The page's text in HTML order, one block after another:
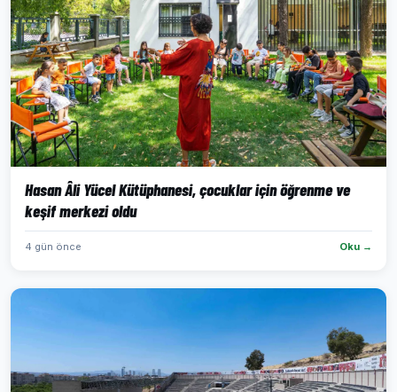
Hasan Âli Yücel Kütüphanesi, çocuklar için öğrenme ve
keşif merkezi oldu
4 gün önce Oku →